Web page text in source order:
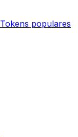
Tokens populares